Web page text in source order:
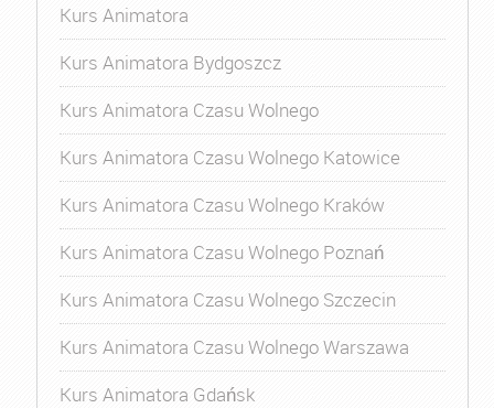
Kurs Animatora
Kurs Animatora Bydgoszcz
Kurs Animatora Czasu Wolnego
Kurs Animatora Czasu Wolnego Katowice
Kurs Animatora Czasu Wolnego Kraków
Kurs Animatora Czasu Wolnego Poznań
Kurs Animatora Czasu Wolnego Szczecin
Kurs Animatora Czasu Wolnego Warszawa
Kurs Animatora Gdańsk